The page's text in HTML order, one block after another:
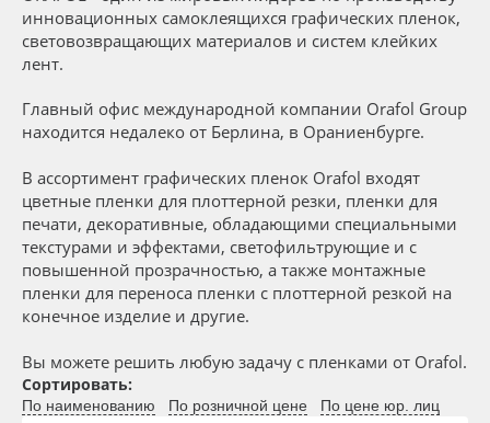
Сервис
Инструкции
Компания
Контакты
Блог
Поставщикам
8 800 550 7888
Клей, скотчи и крепёж
Мобильные конструкции и POS-материалы
Профильные системы
Сублимация и термотрансфер
Светотехника
Инженерные пластики
Упаковочные материалы
Оборудование и инструмент
Толщина, мкм
Клей
Цвет клея
Текстура
инновационных самоклеящихся графических пленок,
световозвращающих материалов и систем клейких
лент.
Главный офис международной компании Orafol Group
находится недалеко от Берлина, в Ораниенбурге.
В ассортимент графических пленок Orafol входят
цветные пленки для плоттерной резки, пленки для
печати, декоративные, обладающими специальными
текстурами и эффектами, светофильтрующие и с
повышенной прозрачностью, а также монтажные
пленки для переноса пленки с плоттерной резкой на
конечное изделие и другие.
Вы можете решить любую задачу с пленками от Orafol.
Сортировать:
По наименованию По розничной цене По цене юр. лиц